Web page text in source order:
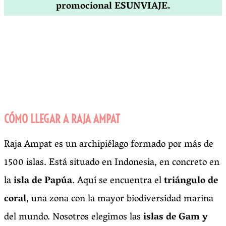
promocional ESUNVIAJE.
CÓMO LLEGAR A RAJA AMPAT
Raja Ampat es un archipiélago formado por más de
1500 islas. Está situado en Indonesia, en concreto en
laisla de Papúa. Aquí se encuentra eltriángulo de
coral, una zona con la mayor biodiversidad marina
del mundo. Nosotros elegimos lasislas de Gam y